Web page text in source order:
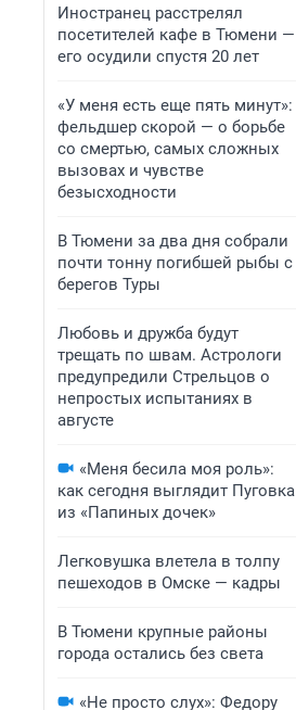
Иностранец расстрелял
посетителей кафе в Тюмени —
его осудили спустя 20 лет
«У меня есть еще пять минут»:
фельдшер скорой — о борьбе
со смертью, самых сложных
вызовах и чувстве
безысходности
В Тюмени за два дня собрали
почти тонну погибшей рыбы с
берегов Туры
Любовь и дружба будут
трещать по швам. Астрологи
предупредили Стрельцов о
непростых испытаниях в
августе
«Меня бесила моя роль»:
как сегодня выглядит Пуговка
из «Папиных дочек»
Легковушка влетела в толпу
пешеходов в Омске — кадры
В Тюмени крупные районы
города остались без света
«Не просто слух»: Федору